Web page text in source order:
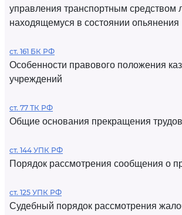
управления транспортным средством
находящемуся в состоянии опьянения
ст. 161 БК РФ
Особенности правового положения
учреждений
ст. 77 ТК РФ
Общие основания прекращения
ст. 144 УПК РФ
Порядок рассмотрения сообщения о
ст. 125 УПК РФ
Судебный порядок рассмотрения